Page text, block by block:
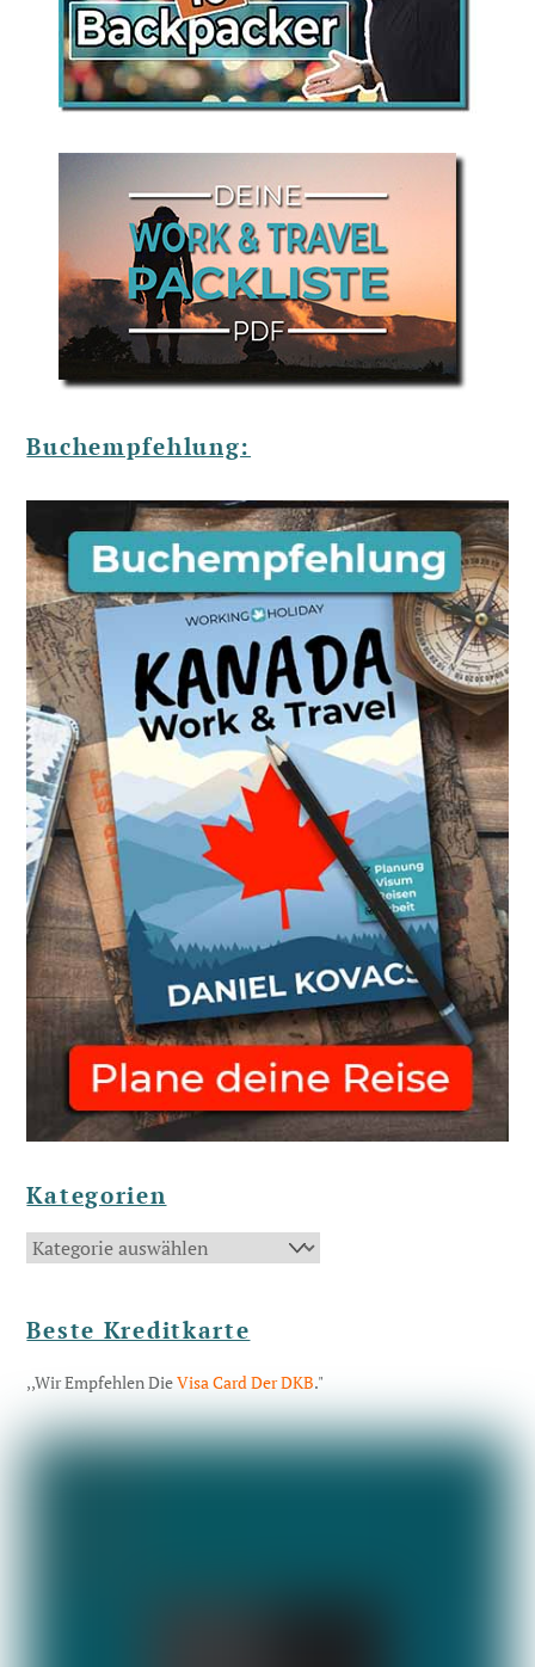
Buchempfehlung:
Kategorien
Kategorien
Beste Kreditkarte
,,Wir Empfehlen DieVisa Card Der DKB."